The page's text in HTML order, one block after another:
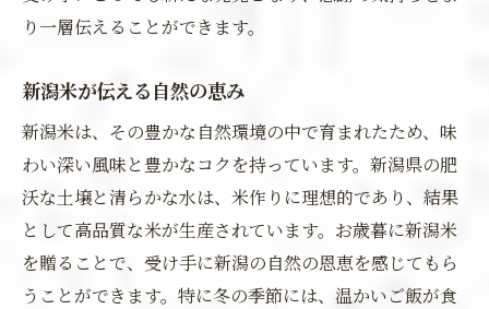
り一層伝えることができます。
新潟米が伝える自然の恵み
新潟米は、その豊かな自然環境の中で育まれたため、味
わい深い風味と豊かなコクを持っています。新潟県の肥
沃な土壌と清らかな水は、米作りに理想的であり、結果
として高品質な米が生産されています。お歳暮に新潟米
を贈ることで、受け手に新潟の自然の恩恵を感じてもら
うことができます。特に冬の季節には、温かいご飯が食